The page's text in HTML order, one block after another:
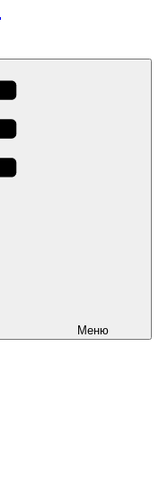
Меню